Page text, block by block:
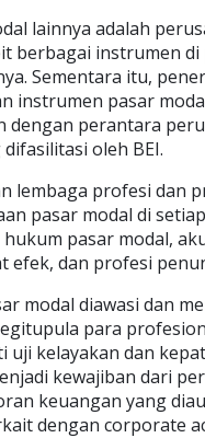
lainnya adalah
berbagai instrumen
Sementara itu,
instrumen pasar
dengan perantara
oleh BEI.
lembaga profesi dan
pasar modal di
pasar modal,
efek, dan profesi
modal diawasi dan
para
uji kelayakan dan
kewajiban dari
keuangan yang
dengan corporate